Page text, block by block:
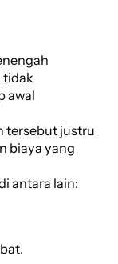
tidak
awal
tersebut justru
biaya yang
antara lain: